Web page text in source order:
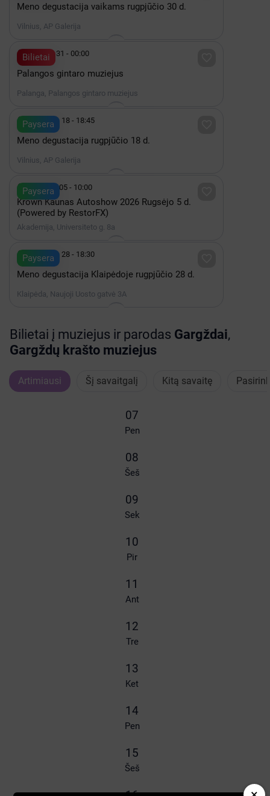
Meno degustacija vaikams rugpjūčio 30 d.
Vilnius, AP Galerija
Bilietai
 Gruodis 31 - 00:00
Palangos gintaro muziejus
Palanga, Palangos gintaro muziejus
Paysera
 Rugpjūtis 18 - 18:45
Meno degustacija rugpjūčio 18 d.
Vilnius, AP Galerija
Paysera
 Rugsėjis 05 - 10:00
Krown Kaunas Autoshow 2026 Rugsėjo 5 d.
(Powered by RestorFX)
Akademija, Universiteto g. 8a
Paysera
 Rugpjūtis 28 - 18:30
Meno degustacija Klaipėdoje rugpjūčio 28 d.
Klaipėda, Naujoji Uosto gatvė 3A
Bilietai į muziejus ir parodas Gargždai,
Gargždų krašto muziejus
Artimiausi Šį savaitgalį Kitą savaitę
07
Pen
08
Šeš
09
Sek
10
Pir
11
Ant
12
Tre
13
Ket
14
Pen
15
Šeš